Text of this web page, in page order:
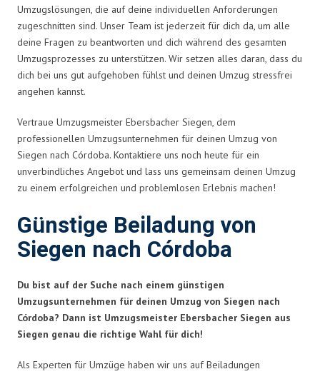
Umzugslösungen, die auf deine individuellen Anforderungen
zugeschnitten sind. Unser Team ist jederzeit für dich da, um alle
deine Fragen zu beantworten und dich während des gesamten
Umzugsprozesses zu unterstützen. Wir setzen alles daran, dass du
dich bei uns gut aufgehoben fühlst und deinen Umzug stressfrei
angehen kannst.
Vertraue Umzugsmeister Ebersbacher Siegen, dem
professionellen Umzugsunternehmen für deinen Umzug von
Siegen nach Córdoba. Kontaktiere uns noch heute für ein
unverbindliches Angebot und lass uns gemeinsam deinen Umzug
zu einem erfolgreichen und problemlosen Erlebnis machen!
Günstige Beiladung von
Siegen nach Córdoba
Du bist auf der Suche nach einem günstigen
Umzugsunternehmen für deinen Umzug von Siegen nach
Córdoba? Dann ist Umzugsmeister Ebersbacher Siegen aus
Siegen genau die richtige Wahl für dich!
Als Experten für Umzüge haben wir uns auf Beiladungen